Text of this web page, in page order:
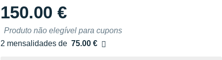
150.00 €
Produto não elegível para cupons
2 mensalidades de 75.00 €
sem custos